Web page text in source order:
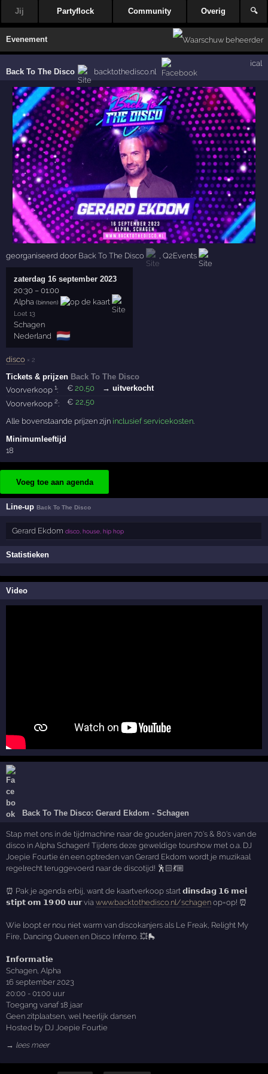
Jij Partyflock Community Overig 🔍
Evenement
Back To The Disco backtothedisco.nl
ical
georganiseerd door Back To The Disco ,Q2Events
zaterdag 16 september 2023
20:30 –01:00
Alpha (binnen)
Loet 13
Schagen
Nederland
🇳🇱
disco × 2
Tickets & prijzen Back To The Disco
Voorverkoop1: €20,50
→ uitverkocht
Voorverkoop2: € 22,50
Alle bovenstaande prijzen zijn inclusief servicekosten.
Minimumleeftijd
18
Voeg toe aan agenda
Line-upBack To The Disco
Gerard Ekdom disco, house, hip hop
Statistieken
Video
Back To The Disco: Gerard Ekdom - Schagen
Stap met ons in de tijdmachine naar de gouden jaren 70's & 80's van de
disco in Alpha Schagen! Tijdens deze geweldige tourshow met o.a. DJ
Joepie Fourtie én een optreden van Gerard Ekdom wordt je muzikaal
regelrecht teruggevoerd naar de discotijd! 🕺🏻💃🏼
⏰ Pak je agenda erbij, want de kaartverkoop start 𝗱𝗶𝗻𝘀𝗱𝗮𝗴 𝟭𝟲 𝗺𝗲𝗶
𝘀𝘁𝗶𝗽𝘁 𝗼𝗺 𝟭𝟵:𝟬𝟬 𝘂𝘂𝗿 viawww.backtothedisco.nl/schagen op=op! ⏰
Wie loopt er nou niet warm van discokanjers als Le Freak, Relight My
Fire, Dancing Queen en Disco Inferno. 💥🛼
𝗜𝗻𝗳𝗼𝗿𝗺𝗮𝘁𝗶𝗲
Schagen, Alpha
16 september 2023
20:00 - 01:00 uur
Toegang vanaf 18 jaar
Geen zitplaatsen, wel heerlijk dansen
Hosted by DJ Joepie Fourtie
→ lees meer